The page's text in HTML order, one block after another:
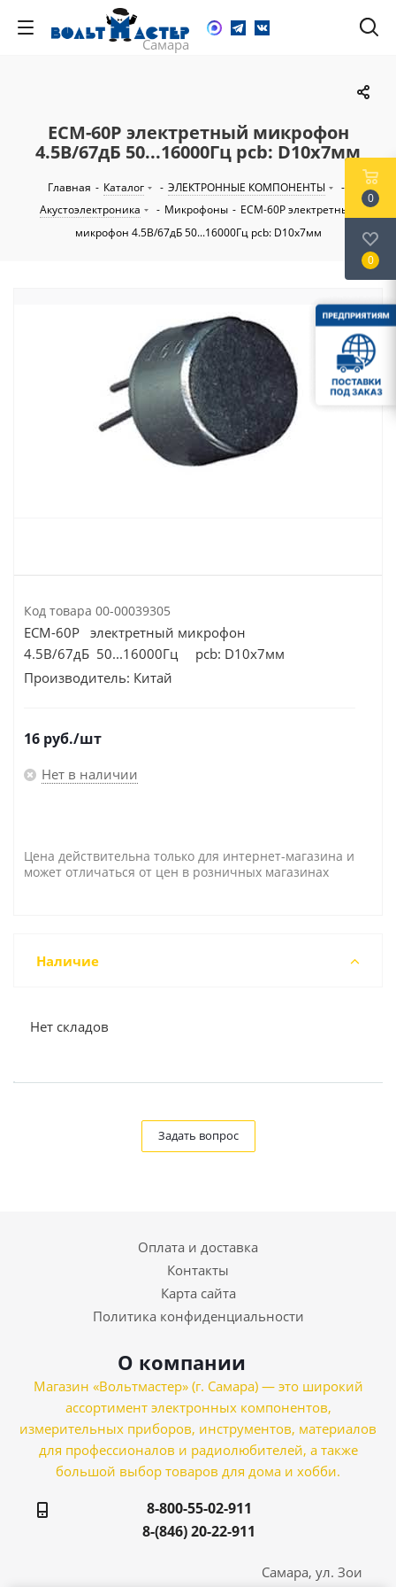
ECM-60P электретный микрофон
4.5В/67дБ 50...16000Гц pcb: D10х7мм
Главная - Каталог - ЭЛЕКТРОННЫЕ КОМПОНЕНТЫ
-
Акустоэлектроника
- Микрофоны - ECM-60P электретный
микрофон 4.5В/67дБ 50...16000Гц pcb: D10х7мм
Код товара 00-00039305
ECM-60P электретный микрофон
4.5В/67дБ 50...16000Гц pcb: D10х7мм
Производитель: Китай
16 руб./шт
Нет в наличии
Цена действительна только для интернет-магазина и
может отличаться от цен в розничных магазинах
Наличие
Нет складов
Задать вопрос
Оплата и доставка
Контакты
Карта сайта
Политика конфиденциальности
О компании
Магазин «Вольтмастер» (г. Самара) — это широкий
ассортимент электронных компонентов,
измерительных приборов, инструментов, материалов
для профессионалов и радиолюбителей, а также
большой выбор товаров для дома и хобби.
8-800-55-02-911
8-(846) 20-22-911
Самара, ул. Зои
0
0